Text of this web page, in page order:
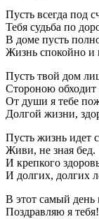
Пусть всегда под
Тебя судьба по
В доме пусть
Жизнь спокойно и
Пусть твой дом
Стороною обходит
От души я тебе
Долгой жизни,
Пусть жизнь идет
Живи, не зная бед.
И крепкого
И долгих, долгих
В этот самый
Поздравляю я тебя!